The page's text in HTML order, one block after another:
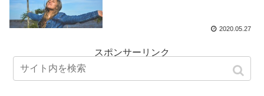
2020.05.27
スポンサーリンク